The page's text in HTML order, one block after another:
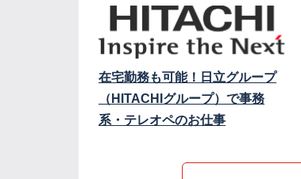
在宅勤務も可能！日立グループ
（HITACHIグループ）で事務
系・テレオペのお仕事